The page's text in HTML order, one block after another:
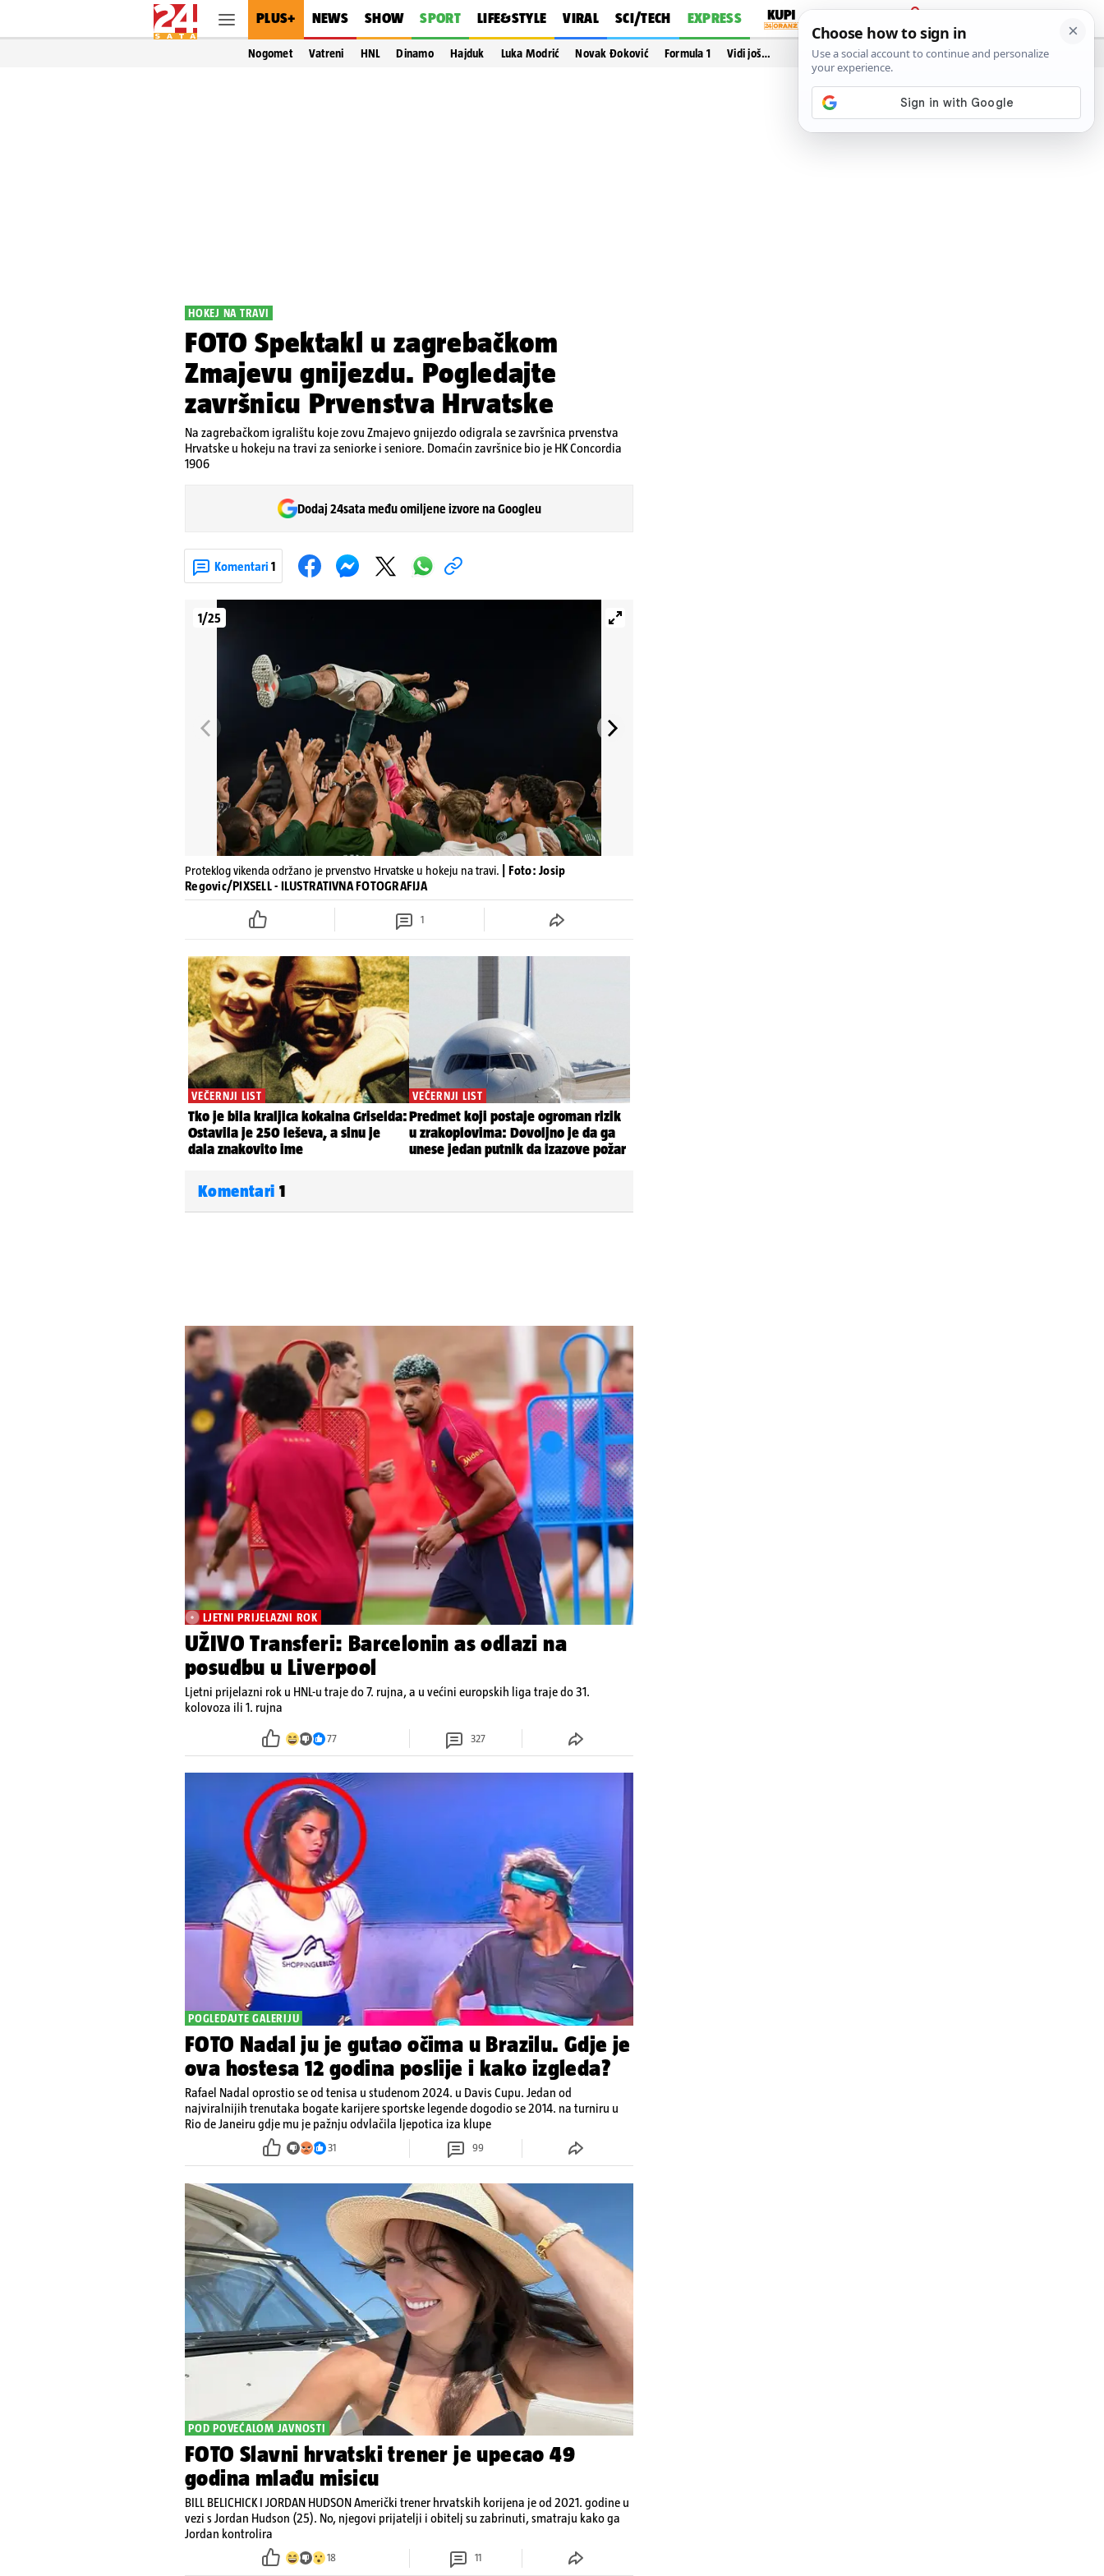
PLUS+ NEWS SHOW SPORT LIFE&STYLE VIRAL SCI/TECH EXPRESS
PRIJAVA
Nogomet Vatreni HNL Dinamo Hajduk Luka Modrić Novak Đoković Formula 1 Vidi još…
HOKEJ NA TRAVI
FOTO Spektakl u zagrebačkom
Zmajevu gnijezdu. Pogledajte
završnicu Prvenstva Hrvatske
Na zagrebačkom igralištu koje zovu Zmajevo gnijezdo odigrala se završnica prvenstva
Hrvatske u hokeju na travi za seniorke i seniore. Domaćin završnice bio je HK Concordia
1906
Dodaj 24sata među omiljene izvore na Googleu
Komentari 1
1/25
Proteklog vikenda održano je prvenstvo Hrvatske u hokeju na travi.
| Foto: Josip
Regovic/PIXSELL - ILUSTRATIVNA FOTOGRAFIJA
1
Komentari 1
LJETNI PRIJELAZNI ROK
UŽIVO Transferi: Barcelonin as odlazi na
posudbu u Liverpool
Ljetni prijelazni rok u HNL-u traje do 7. rujna, a u većini europskih liga traje do 31.
kolovoza ili 1. rujna
77 327
POGLEDAJTE GALERIJU
FOTO Nadal ju je gutao očima u Brazilu. Gdje je
ova hostesa 12 godina poslije i kako izgleda?
Rafael Nadal oprostio se od tenisa u studenom 2024. u Davis Cupu. Jedan od
najviralnijih trenutaka bogate karijere sportske legende dogodio se 2014. na turniru u
Rio de Janeiru gdje mu je pažnju odvlačila ljepotica iza klupe
31 99
POD POVEĆALOM JAVNOSTI
FOTO Slavni hrvatski trener je upecao 49
godina mlađu misicu
BILL BELICHICK I JORDAN HUDSON Američki trener hrvatskih korijena je od 2021. godine u
vezi s Jordan Hudson (25). No, njegovi prijatelji i obitelj su zabrinuti, smatraju kako ga
Jordan kontrolira
18 11